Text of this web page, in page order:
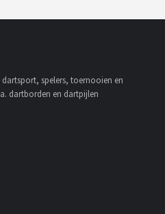
spelers, toernooien en
dartborden en dartpijlen